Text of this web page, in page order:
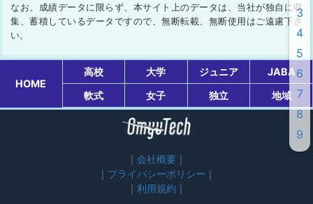
なお、成績データに限らず、本サイト上のデータは、当社が独自に収
集、蓄積しているデータですので、無断転載、無断使用はご遠慮下さ
い。
HOME
高校 大学 ジュニア
JABA
軟式
女子 独立 地域
会社概要
プライバシーポリシー
利用規約
3
4
5
6
7
8
9